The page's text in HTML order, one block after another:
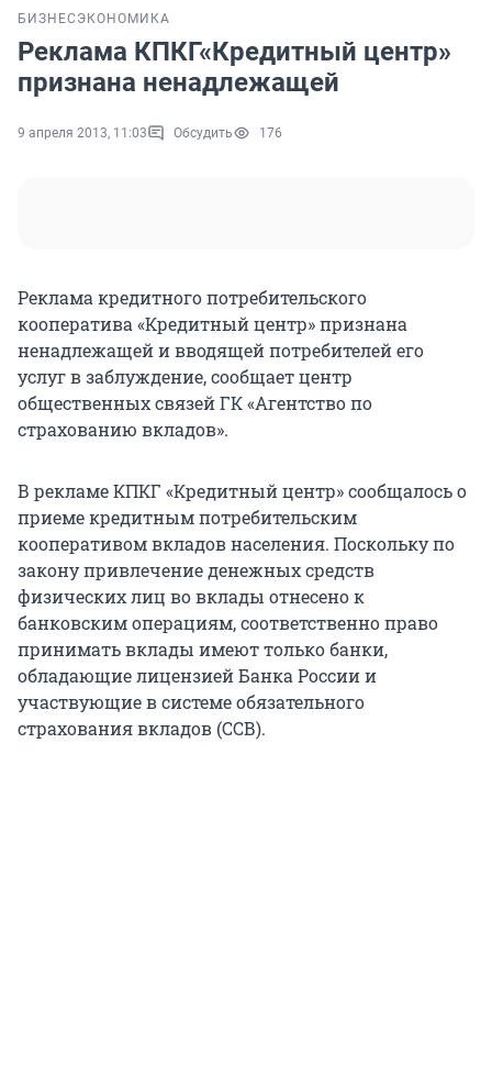
БИЗНЕС ЭКОНОМИКА
Реклама КПКГ«Кредитный центр»
признана ненадлежащей
9 апреля 2013, 11:03 Обсудить 176
Реклама кредитного потребительского
кооператива «Кредитный центр» признана
ненадлежащей и вводящей потребителей его
услуг в заблуждение, сообщает центр
общественных связей ГК «Агентство по
страхованию вкладов».
В рекламе КПКГ «Кредитный центр» сообщалось о
приеме кредитным потребительским
кооперативом вкладов населения. Поскольку по
закону привлечение денежных средств
физических лиц во вклады отнесено к
банковским операциям, соответственно право
принимать вклады имеют только банки,
обладающие лицензией Банка России и
участвующие в системе обязательного
страхования вкладов (ССВ).